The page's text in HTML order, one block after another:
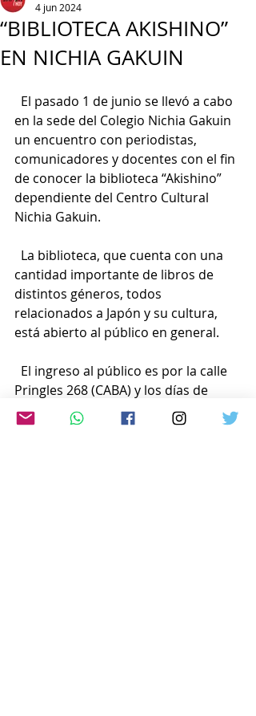
“BIBLIOTECA AKISHINO”
EN NICHIA GAKUIN
4 jun 2024
El pasado 1 de junio se llevó a cabo
en la sede del Colegio Nichia Gakuin
un encuentro con periodistas,
comunicadores y docentes con el fin
de conocer la biblioteca “Akishino”
dependiente del Centro Cultural
Nichia Gakuin.
La biblioteca, que cuenta con una
cantidad importante de libros de
distintos géneros, todos
relacionados a Japón y su cultura,
está abierto al público en general.
El ingreso al público es por la calle
Pringles 268 (CABA) y los días de
atención son los lunes y martes (de
18 a 21 hs.) y sábados (de 9 a 15 hs.).